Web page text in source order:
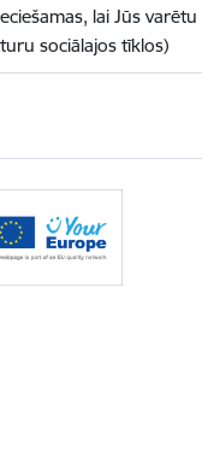
lai Jūs varētu
sociālajos tīklos)